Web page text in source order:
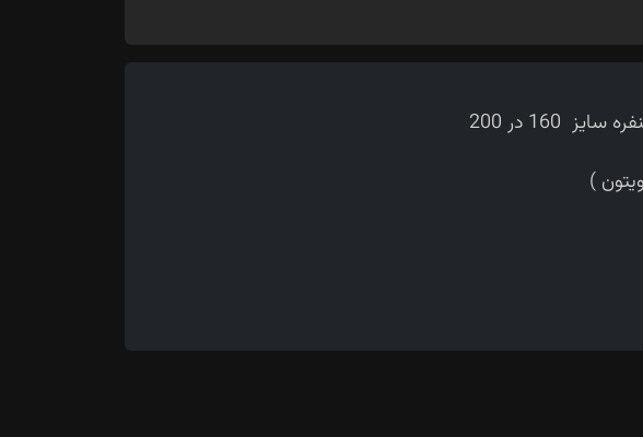
160 در 200